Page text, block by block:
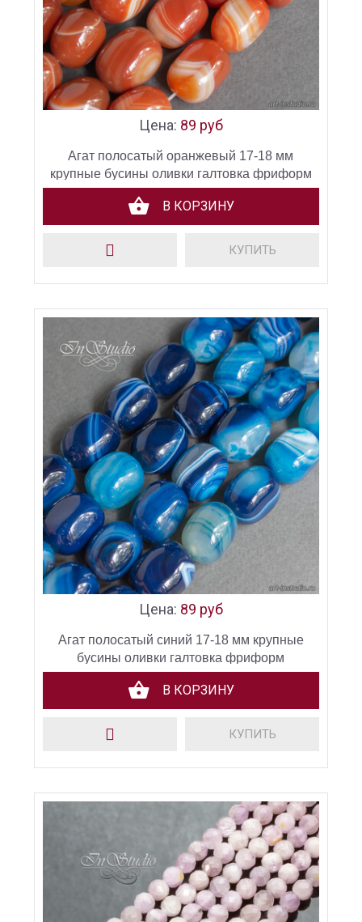
Цена: 89 руб
Агат полосатый оранжевый 17-18 мм
крупные бусины оливки галтовка фриформ
В КОРЗИНУ
КУПИТЬ
Цена: 89 руб
Агат полосатый синий 17-18 мм крупные
бусины оливки галтовка фриформ
В КОРЗИНУ
КУПИТЬ